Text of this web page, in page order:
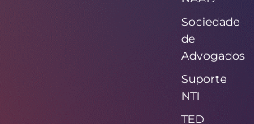
Sociedade
de
Advogados
Suporte
NTI
TED